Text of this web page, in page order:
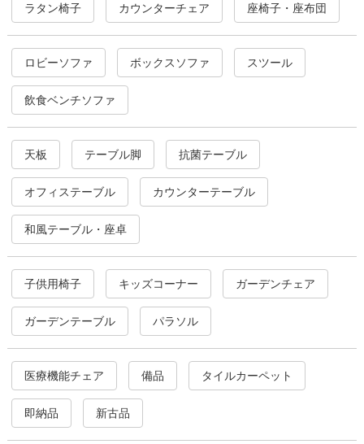
ラタン椅子 カウンターチェア 座椅子・座布団
ロビーソファ ボックスソファ スツール
飲食ベンチソファ
天板 テーブル脚 抗菌テーブル
オフィステーブル カウンターテーブル
和風テーブル・座卓
子供用椅子 キッズコーナー ガーデンチェア
ガーデンテーブル パラソル
医療機能チェア 備品 タイルカーペット
即納品 新古品